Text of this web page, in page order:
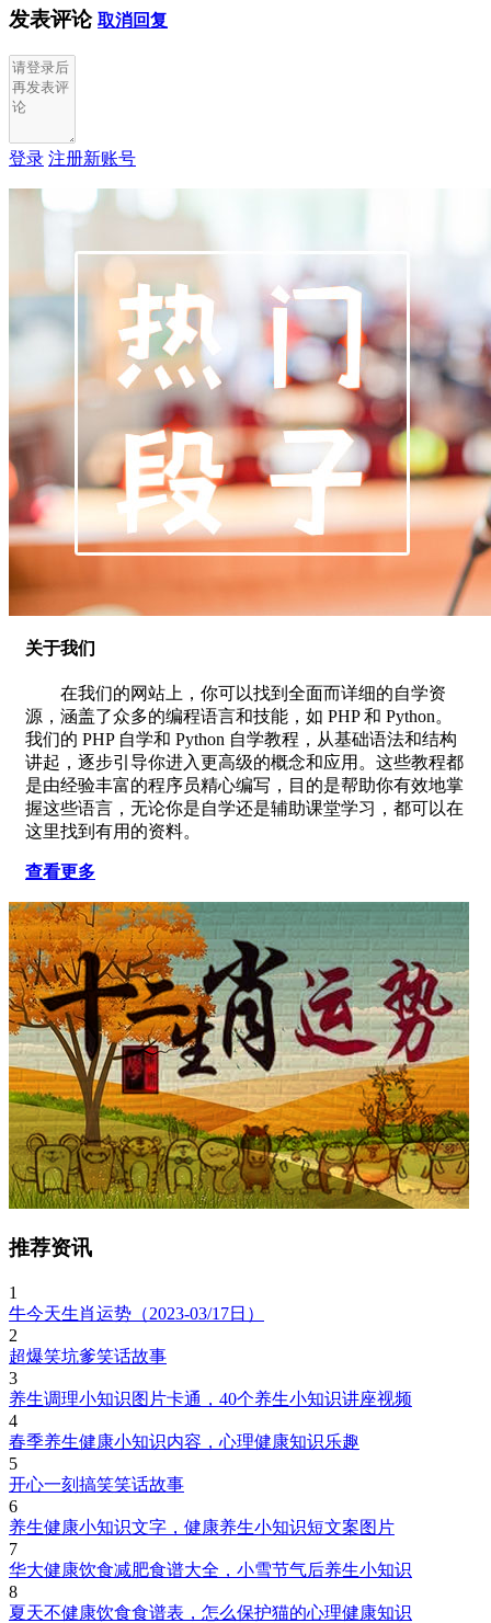
发表评论 取消回复
登录 注册新账号
关于我们
在我们的网站上，你可以找到全面而详细的自学资
源，涵盖了众多的编程语言和技能，如 PHP 和 Python。
我们的 PHP 自学和 Python 自学教程，从基础语法和结构
讲起，逐步引导你进入更高级的概念和应用。这些教程都
是由经验丰富的程序员精心编写，目的是帮助你有效地掌
握这些语言，无论你是自学还是辅助课堂学习，都可以在
这里找到有用的资料。
查看更多
推荐资讯
1
牛今天生肖运势（2023-03/17日）
2
超爆笑坑爹笑话故事
3
养生调理小知识图片卡通，40个养生小知识讲座视频
4
春季养生健康小知识内容，心理健康知识乐趣
5
开心一刻搞笑笑话故事
6
养生健康小知识文字，健康养生小知识短文案图片
7
华大健康饮食减肥食谱大全，小雪节气后养生小知识
8
夏天不健康饮食食谱表，怎么保护猫的心理健康知识